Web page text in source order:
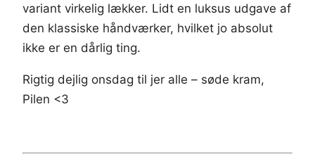
variant virkelig lækker. Lidt en luksus udgave af
den klassiske håndværker, hvilket jo absolut
ikke er en dårlig ting.
Rigtig dejlig onsdag til jer alle – søde kram,
Pilen <3